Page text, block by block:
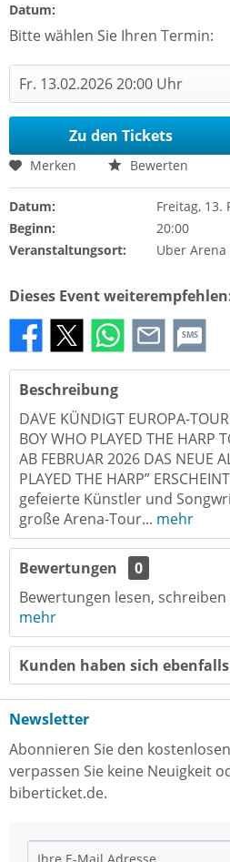
Datum:
Bitte wählen Sie Ihren Termin:
Zu den Tickets
Merken Bewerten
Datum:
Freitag, 13.
Beginn:
20:00
Veranstaltungsort:
Uber
Dieses Event
SMS
Beschreibung
DAVE KÜNDIGT EUROPA-
BOY WHO PLAYED THE HARP
AB FEBRUAR 2026 DAS NEUE
PLAYED THE HARP”
gefeierte Künstler und
große Arena-Tour... mehr
Bewertungen
0
Bewertungen lesen,
mehr
Kunden haben sich
Newsletter
Abonnieren Sie den
verpassen Sie keine Neuigkeit
biberticket.de.